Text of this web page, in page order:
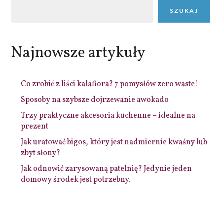
SZUKAJ
Najnowsze artykuły
Co zrobić z liści kalafiora? 7 pomysłów zero waste!
Sposoby na szybsze dojrzewanie awokado
Trzy praktyczne akcesoria kuchenne – idealne na
prezent
Jak uratować bigos, który jest nadmiernie kwaśny lub
zbyt słony?
Jak odnowić zarysowaną patelnię? Jedynie jeden
domowy środek jest potrzebny.